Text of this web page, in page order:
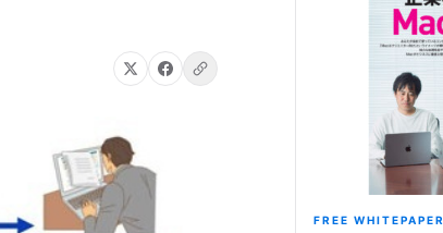
FREE WHITEPAPER